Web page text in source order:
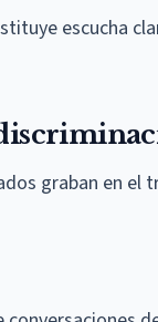
escucha
graban en